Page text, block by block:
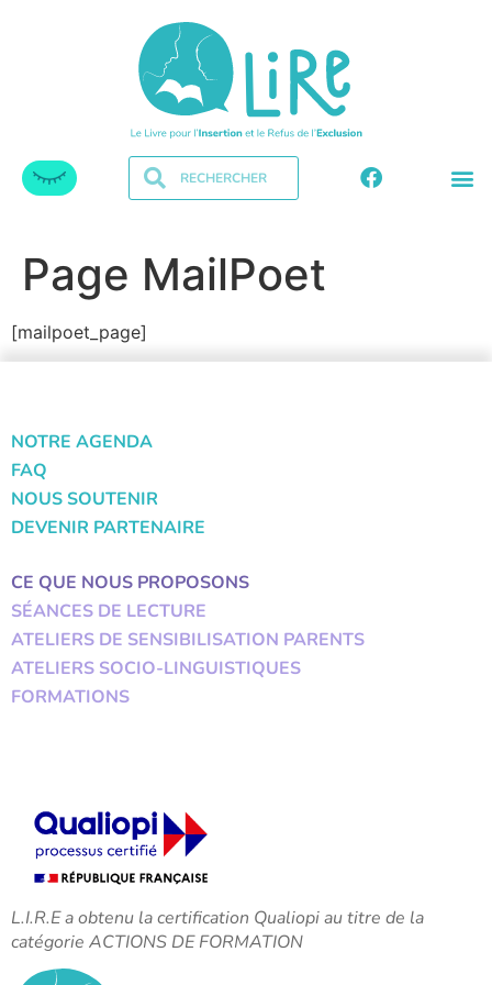
Page MailPoet
[mailpoet_page]
NOTRE AGENDA
FAQ
NOUS SOUTENIR
DEVENIR PARTENAIRE
CE QUE NOUS PROPOSONS
SÉANCES DE LECTURE
ATELIERS DE SENSIBILISATION PARENTS
ATELIERS SOCIO-LINGUISTIQUES
FORMATIONS
L.I.R.E a obtenu la certification Qualiopi au titre de la
catégorie ACTIONS DE FORMATION